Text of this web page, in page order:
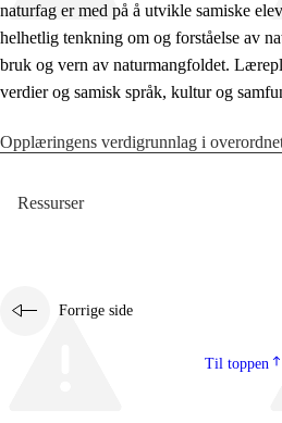
naturfag er med på å utvikle samiske
helhetlig tenkning om og forståelse av
bruk og vern av naturmangfoldet.
verdier og samisk språk, kultur og
Opplæringens verdigrunnlag i
Ressurser
Forrige side
Til toppen